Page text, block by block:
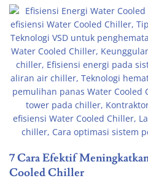
7 Cara Efektif
Cooled Chiller